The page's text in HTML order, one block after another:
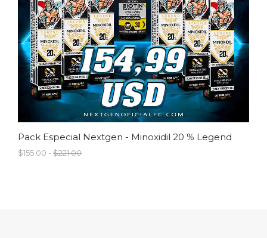
Pack Especial Nextgen - Minoxidil 20 % Legend
$155.00 - $221.00